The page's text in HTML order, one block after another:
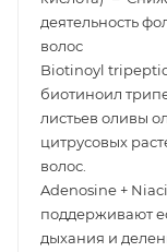
деятельность
волос
Biotinoyl
биотиноил
листьев оливы
цитрусовых
волос.
Adenosine +
поддерживают
дыхания и